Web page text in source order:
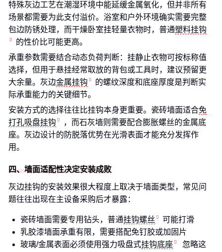
特殊灰边工艺在潮湿环境中能延缓金属氧化，但并非所有
场景都需要为此支付溢价。浴室和户外环境确实需要完整
包边防锈处理，而干燥卧室挂轻量衣物时，普通塑料挂钩
的性价比可能更高。
承重参数需要结合动态负荷判断：挂静止衣物可按标称值
选择，但用于悬挂经常取放的背包或工具时，建议预留更
大余量。灰边金属挂钩
的螺纹深度和底座厚度是判断实
际承重能力的关键细节。
安装方式的选择往往比挂钩本身更重要。瓷砖墙面适合免
打孔吸盘挂钩
，而石灰墙则需要配合膨胀螺丝的金属底
座。灰边设计的防脱落优势在光滑表面才能充分发挥作
用。
四、墙面适配性决定安装成败
灰边挂钩的安装效果很大程度上取决于墙面类型，常见问
题往往出现在主设备采购后才暴露：
瓷砖墙面需要专用钻头，普通挂钩螺丝
可能打滑
乳胶漆墙面承重有限，需要搭配免钉胶或加固片
玻璃/金属表面必须使用强力吸盘式挂钩底座
忽略这